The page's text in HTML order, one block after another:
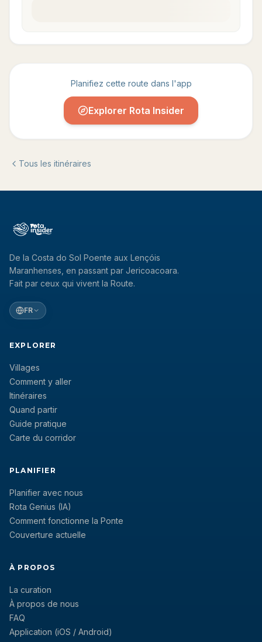
Planifiez cette route dans l'app
Explorer Rota Insider
Tous les itinéraires
De la Costa do Sol Poente aux Lençóis
Maranhenses, en passant par Jericoacoara.
Fait par ceux qui vivent la Route.
FR
EXPLORER
Villages
Comment y aller
Itinéraires
Quand partir
Guide pratique
Carte du corridor
PLANIFIER
Planifier avec nous
Rota Genius (IA)
Comment fonctionne la Ponte
Couverture actuelle
À PROPOS
La curation
À propos de nous
FAQ
Application (iOS / Android)